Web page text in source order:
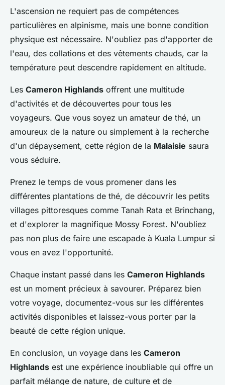
L'ascension ne requiert pas de compétences
particulières en alpinisme, mais une bonne condition
physique est nécessaire. N'oubliez pas d'apporter de
l'eau, des collations et des vêtements chauds, car la
température peut descendre rapidement en altitude.
Les Cameron Highlands offrent une multitude
d'activités et de découvertes pour tous les
voyageurs. Que vous soyez un amateur de thé, un
amoureux de la nature ou simplement à la recherche
d'un dépaysement, cette région de la Malaisie saura
vous séduire.
Prenez le temps de vous promener dans les
différentes plantations de thé, de découvrir les petits
villages pittoresques comme Tanah Rata et Brinchang,
et d'explorer la magnifique Mossy Forest. N'oubliez
pas non plus de faire une escapade à Kuala Lumpur si
vous en avez l'opportunité.
Chaque instant passé dans les Cameron Highlands
est un moment précieux à savourer. Préparez bien
votre voyage, documentez-vous sur les différentes
activités disponibles et laissez-vous porter par la
beauté de cette région unique.
En conclusion, un voyage dans les Cameron
Highlands est une expérience inoubliable qui offre un
parfait mélange de nature, de culture et de